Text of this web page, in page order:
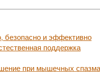
безопасно и эффективно
поддержка
при мышечных